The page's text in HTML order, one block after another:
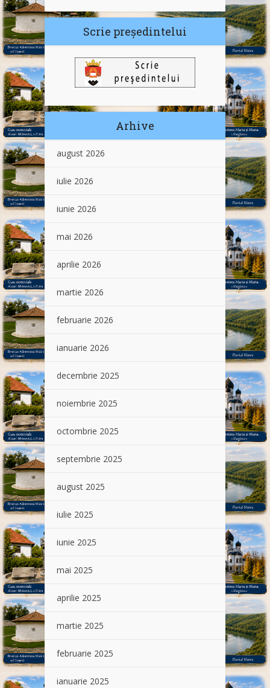
Scrie președintelui
Arhive
august 2026
iulie 2026
iunie 2026
mai 2026
aprilie 2026
martie 2026
februarie 2026
ianuarie 2026
decembrie 2025
noiembrie 2025
octombrie 2025
septembrie 2025
august 2025
iulie 2025
iunie 2025
mai 2025
aprilie 2025
martie 2025
februarie 2025
ianuarie 2025